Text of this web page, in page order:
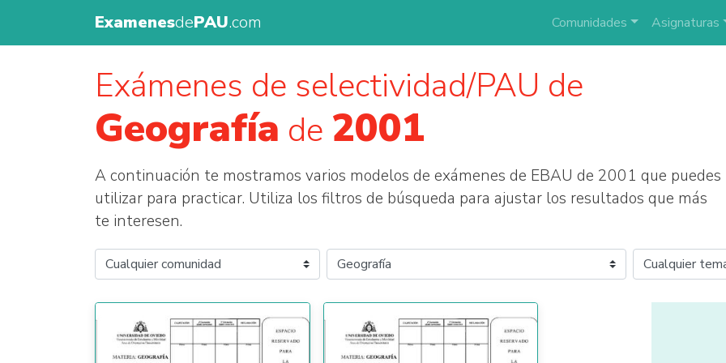
ExamenesdePAU.com Comunidades Asignaturas
Exámenes de selectividad/PAU de
Geografía de 2001
A continuación te mostramos varios modelos de exámenes de EBAU de 2001 que puedes
utilizar para practicar. Utiliza los filtros de búsqueda para ajustar los resultados que más
te interesen.